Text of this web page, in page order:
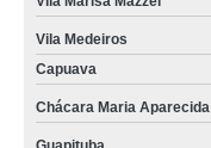
Vila Medeiros
Capuava
Chácara Maria Aparecida